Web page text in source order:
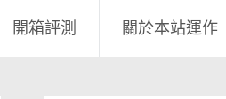
開箱評測 關於本站運作